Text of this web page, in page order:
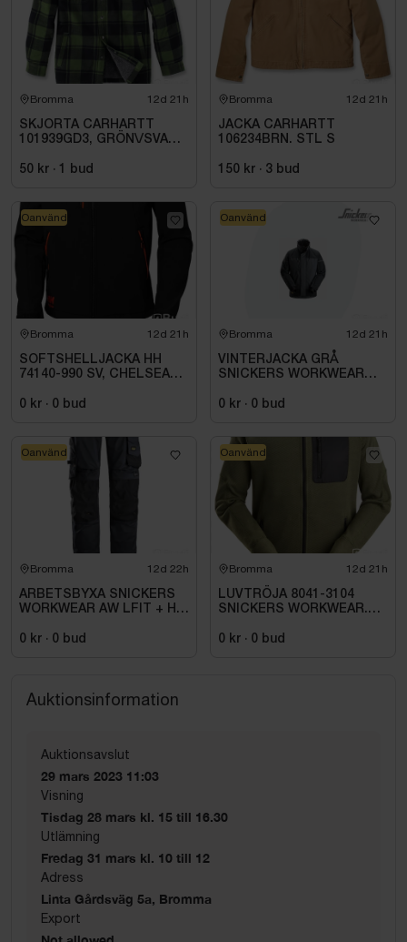
Bromma 12d 21h
SKJORTA CARHARTT
101939GD3, GRÖN\/SVART
50 kr · 1 bud
Bromma 12d 21h
JACKA CARHARTT
106234BRN. STL S
150 kr · 3 bud
Bromma 12d 21h
SOFTSHELLJACKA HH
74140-990 SV, CHELSEA
0 kr · 0 bud
Oanvänd
Bromma 12d 21h
VINTERJACKA GRÅ
SNICKERS WORKWEAR
004 (S)
0 kr · 0 bud
Oanvänd
Bromma 12d 22h
ARBETSBYXA SNICKERS
WORKWEAR AW LFIT + HF
0 kr · 0 bud
Oanvänd
Bromma 12d 21h
LUVTRÖJA 8041-3104
SNICKERS WORKWEAR.
0 kr · 0 bud
Oanvänd
Auktionsinformation
Auktionsavslut
29 mars 2023 11:03
Visning
Tisdag 28 mars kl. 15 till 16.30
Utlämning
Fredag 31 mars kl. 10 till 12
Adress
Linta Gårdsväg 5a, Bromma
Export